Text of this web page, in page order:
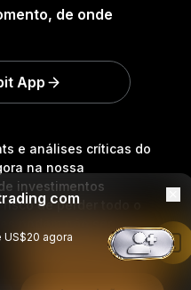
e análises críticas do
na nossa
investimentos
de perder todo o
podem não ser
de onde
App
com
agora
Leia no app da Bybit